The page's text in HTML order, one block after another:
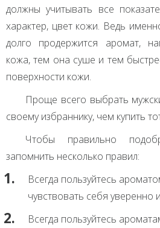
должны учитывать все
характер, цвет кожи. Ведь
долго продержится аромат,
кожа, тем она суше и тем
поверхности кожи.
Проще всего выбрать
своему избраннику, чем купить
Чтобы правильно
запомнить несколько правил:
Всегда пользуйтесь
чувствовать себя уверенно
Всегда пользуйтесь